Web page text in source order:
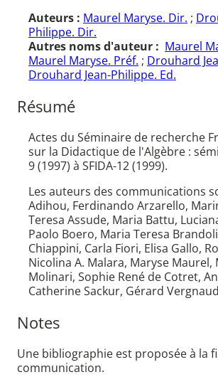
Auteurs : Maurel Maryse. Dir. ;
Philippe. Dir.
Autres noms d'auteur : Maurel
Maurel Maryse. Préf. ; Drouhard
Drouhard Jean-Philippe. Ed.
Résumé
Actes du Séminaire de recherche
sur la Didactique de l'Algèbre :
9 (1997) à SFIDA-12 (1999).
Les auteurs des communications
Adihou, Ferdinando Arzarello,
Teresa Assude, Maria Battu,
Paolo Boero, Maria Teresa
Chiappini, Carla Fiori, Elisa Gallo,
Nicolina A. Malara, Maryse Maurel,
Molinari, Sophie René de Cotret,
Catherine Sackur, Gérard
Notes
Une bibliographie est proposée à la
communication.